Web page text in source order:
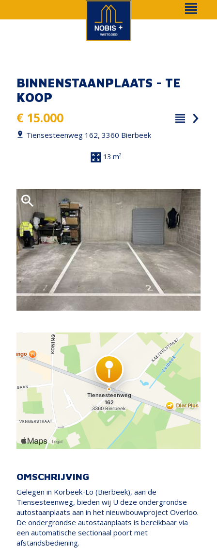
BINNENSTAANPLAATS - TE
KOOP
€ 15.000
Tiensesteenweg 162, 3360 Bierbeek
13 m²
OMSCHRIJVING
Gelegen in Korbeek-Lo (Bierbeek), aan de
Tiensesteenweg, bieden wij U deze ondergrondse
autostaanplaats aan in het nieuwbouwproject Overloo.
De ondergrondse autostaanplaats is bereikbaar via
een automatische sectionaal poort met
afstandsbediening.